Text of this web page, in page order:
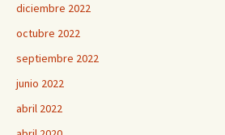
diciembre 2022
octubre 2022
septiembre 2022
junio 2022
abril 2022